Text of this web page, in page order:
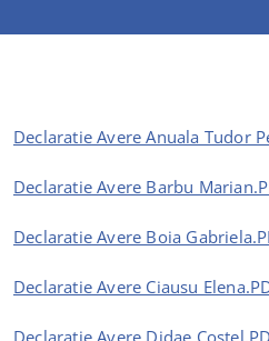
Declaratie Avere Anuala Tudor
Declaratie Avere Barbu
Declaratie Avere Boia
Declaratie Avere Ciausu
Declaratie Avere Didae